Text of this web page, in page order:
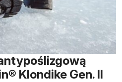
Klondike Gen. II